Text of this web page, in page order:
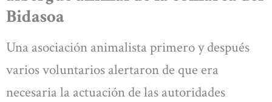
Bidasoa
Una asociación animalista primero y después
varios voluntarios alertaron de que era
necesaria la actuación de las autoridades